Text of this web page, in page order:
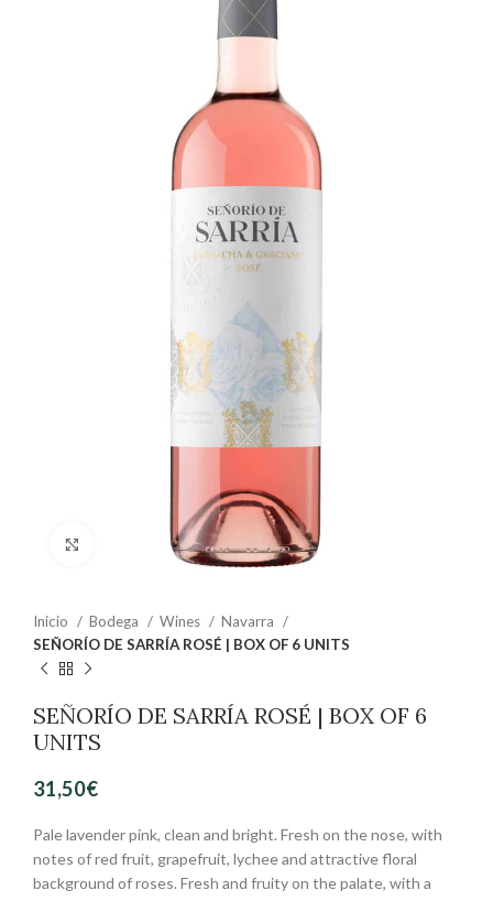
Clic para ampliar
Inicio Bodega Wines
Navarra
SEÑORÍO DE SARRÍA ROSÉ | BOX OF 6 UNITS
SEÑORÍO DE SARRÍA ROSÉ | BOX OF 6
UNITS
31,50€
Pale lavender pink, clean and bright. Fresh on the nose, with
notes of red fruit, grapefruit, lychee and attractive floral
background of roses. Fresh and fruity on the palate, with a